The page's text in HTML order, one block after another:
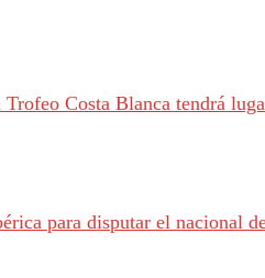
Costa Blanca tendrá
para disputar el nacional